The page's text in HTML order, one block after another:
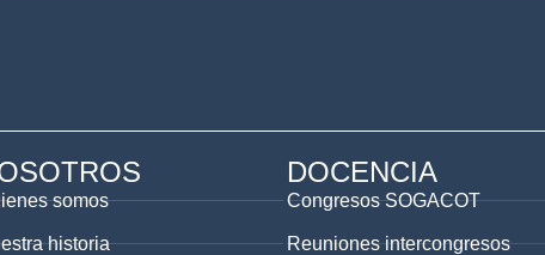
somos
historia
DOCENCIA
Congresos SOGACOT
Reuniones intercongresos